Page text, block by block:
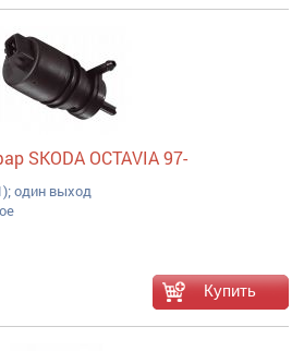
SKODA OCTAVIA 97-
один выход